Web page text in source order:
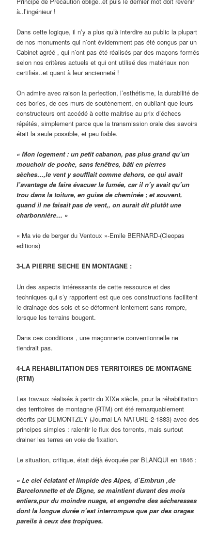
à..l’ingénieur !
Dans cette logique, il n’y a plus qu’à interdire au public la plupart
de nos monuments qui n’ont évidemment pas été conçus par un
Cabinet agréé , qui n’ont pas été réalisés par des maçons formés
selon nos critères actuels et qui ont utilisé des matériaux non
certifiés..et quant à leur ancienneté !
On admire avec raison la perfection, l’esthétisme, la durabilité de
ces bories, de ces murs de soutènement, en oubliant que leurs
constructeurs ont accédé à cette maitrise au prix d’échecs
répétés, simplement parce que la transmission orale des savoirs
était la seule possible, et peu fiable.
« Mon logement : un petit cabanon, pas plus grand qu’un
mouchoir de poche, sans fenêtres, bâti en pierres
sèches…,le vent y soufflait comme dehors, ce qui avait
l’avantage de faire évacuer la fumée, car il n’y avait qu’un
trou dans la toiture, en guise de cheminée ; et souvent,
quand il ne faisait pas de vent,, on aurait dit plutôt une
charbonnière… »
« Ma vie de berger du Ventoux »-Emile BERNARD-(Cleopas
editions)
3-LA PIERRE SECHE EN MONTAGNE :
Un des aspects intéressants de cette ressource et des
techniques qui s’y rapportent est que ces constructions facilitent
le drainage des sols et se déforment lentement sans rompre,
lorsque les terrains bougent.
Dans ces conditions , une maçonnerie conventionnelle ne
tiendrait pas.
4-LA REHABILITATION DES TERRITOIRES DE MONTAGNE
(RTM)
Les travaux réalisés à partir du XIXe siècle, pour la réhabilitation
des territoires de montagne (RTM) ont été remarquablement
décrits par DEMONTZEY (Journal LA NATURE-2-1883) avec des
principes simples : ralentir le flux des torrents, mais surtout
drainer les terres en voie de fixation.
Le situation, critique, était déjà évoquée par BLANQUI en 1846 :
« Le ciel éclatant et limpide des Alpes, d’Embrun ,de
Barcelonnette et de Digne, se maintient durant des mois
entiers,pur du moindre nuage, et engendre des sécheresses
dont la longue durée n’est interrompue que par des orages
pareils à ceux des tropiques.